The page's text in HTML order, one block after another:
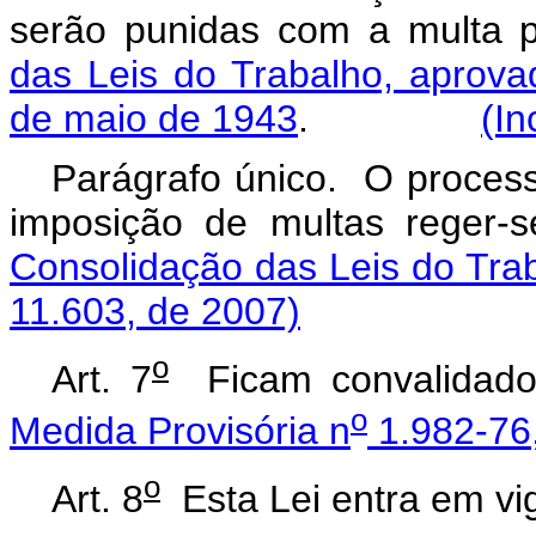
serão punidas com a multa
das Leis do Trabalho,
de maio de 1943.
Parágrafo único. O
imposição de multas
Consolidação das Leis do
11.603, de 2007)
Art. 7o Ficam
Medida Provisória no 1.982-
Art. 8o Esta Lei entra em